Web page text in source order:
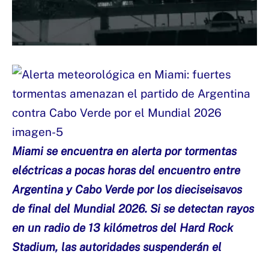
Miami se encuentra en alerta por tormentas
eléctricas a pocas horas del encuentro entre
Argentina y Cabo Verde por los dieciseisavos
de final del Mundial 2026. Si se detectan rayos
en un radio de 13 kilómetros del Hard Rock
Stadium, las autoridades suspenderán el